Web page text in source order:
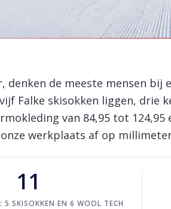
en
denken de meeste mensen
Falke skisokken liggen, drie
van 84,95 tot
werkplaats af op
11
5 SKISOKKEN EN 6 WOOL TECH